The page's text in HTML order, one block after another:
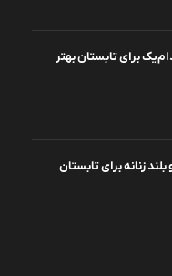
برای تابستان بهتر
زنانه برای تابستان